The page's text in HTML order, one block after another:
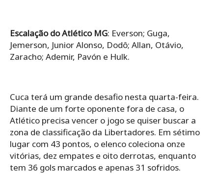
Escalação do Atlético MG: Everson; Guga,
Jemerson, Junior Alonso, Dodô; Allan, Otávio,
Zaracho; Ademir, Pavón e Hulk.
Cuca terá um grande desafio nesta quarta-feira.
Diante de um forte oponente fora de casa, o
Atlético precisa vencer o jogo se quiser buscar a
zona de classificação da Libertadores. Em sétimo
lugar com 43 pontos, o elenco coleciona onze
vitórias, dez empates e oito derrotas, enquanto
tem 36 gols marcados e apenas 31 sofridos.